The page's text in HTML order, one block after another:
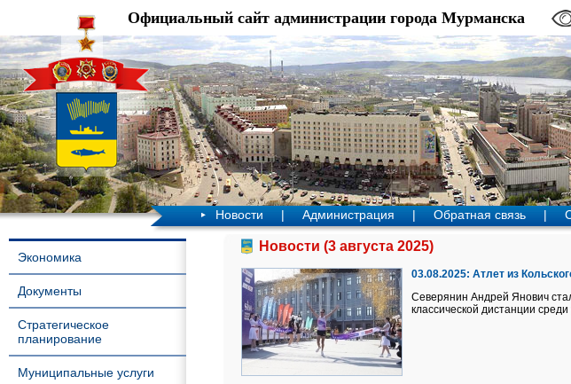
Официальный сайт администрации города Мурманска
Новости | Администрация | Обратная связь |
Экономика
Документы
Стратегическое
планирование
Муниципальные услуги
Новости (3 августа 2025)
03.08.2025: Атлет из
Северянин Андрей Янович
классической дистанции